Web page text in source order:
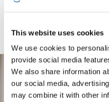
This website uses cookies
We use cookies to
provide social media
We also share information
our social media,
may combine it with other
TruEdge-skurborsten med upp till
rengöring av kraftig smuts. Hårt
korskontaminering.